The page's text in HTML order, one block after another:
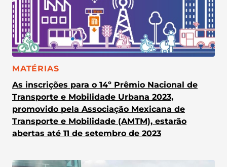
CATEGORIA:
MATÉRIAS
As inscrições para o 14º Prêmio Nacional de
Transporte e Mobilidade Urbana 2023,
promovido pela Associação Mexicana de
Transporte e Mobilidade (AMTM), estarão
abertas até 11 de setembro de 2023